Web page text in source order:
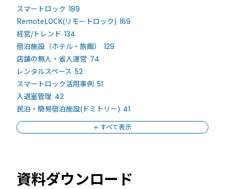
スマートロック 189
RemoteLOCK(リモートロック) 169
経営/トレンド 134
宿泊施設（ホテル・旅館）
129
店舗の無人・省人運営 74
レンタルスペース 52
スマートロック活用事例 51
入退室管理 42
民泊・簡易宿泊施設(ドミトリー) 41
すべて表示
資料ダウンロード